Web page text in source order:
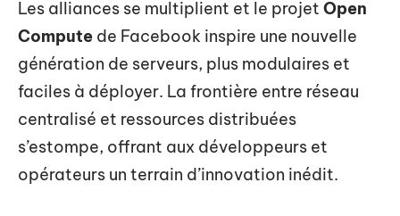
Les alliances se multiplient et le projet Open
Compute de Facebook inspire une nouvelle
génération de serveurs, plus modulaires et
faciles à déployer. La frontière entre réseau
centralisé et ressources distribuées
s’estompe, offrant aux développeurs et
opérateurs un terrain d’innovation inédit.